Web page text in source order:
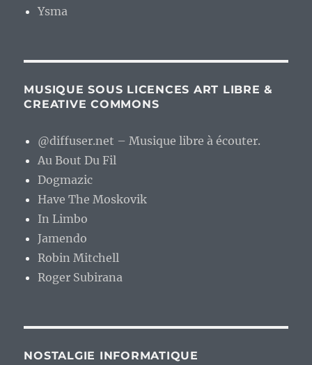
Ysma
MUSIQUE SOUS LICENCES ART LIBRE &
CREATIVE COMMONS
@diffuser.net – Musique libre à écouter.
Au Bout Du Fil
Dogmazic
Have The Moskovik
In Limbo
Jamendo
Robin Mitchell
Roger Subirana
NOSTALGIE INFORMATIQUE